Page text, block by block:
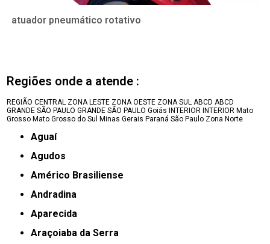
atuador pneumático rotativo
Regiões onde a atende :
REGIÃO CENTRAL ZONA LESTE ZONA OESTE ZONA SUL ABCD ABCD
GRANDE SÃO PAULO GRANDE SÃO PAULO Goiás INTERIOR INTERIOR Mato
Grosso Mato Grosso do Sul Minas Gerais Paraná São Paulo Zona Norte
Aguaí
Agudos
Américo Brasiliense
Andradina
Aparecida
Araçoiaba da Serra